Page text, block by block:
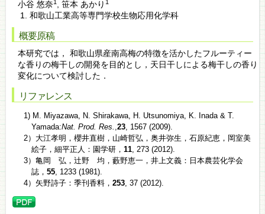
小谷 悠奈1, 笹本 あかり 1
和歌山工業高等専門学校生物応用化学科
概要原稿
本研究では， 和歌山県産南高梅の特徴を活かしたフルーティー
な香りの梅干しの開発を目的とし，天日干しによる梅干しの香り
変化について検討した．
リファレンス
1) M. Miyazawa, N. Shirakawa, H. Utsunomiya, K. Inada & T.
Yamada:Nat. Prod. Res. 23, 1567 (2009).
2）大江孝明，櫻井直樹，山崎哲弘，奥井弥生，石原紀恵，岡室美
絵子，細平正人：園学研， 11, 273 (2012).
3）亀岡 弘，辻野 均，藪野恵一，井上文義：日本農芸化学会
誌， 55, 1233 (1981).
4）矢野詩子：季刊香料， 253, 37 (2012).